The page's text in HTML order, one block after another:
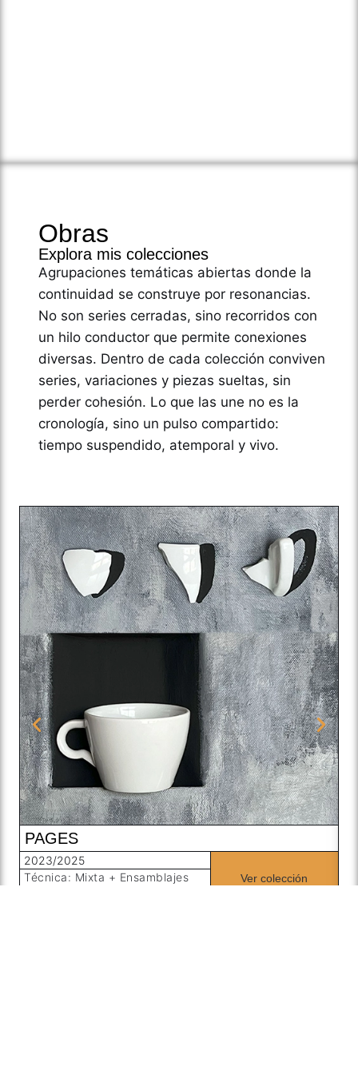
Obras
Explora mis colecciones
Agrupaciones temáticas abiertas donde la
continuidad se construye por resonancias.
No son series cerradas, sino recorridos con
un hilo conductor que permite conexiones
diversas. Dentro de cada colección conviven
series, variaciones y piezas sueltas, sin
perder cohesión. Lo que las une no es la
cronología, sino un pulso compartido:
tiempo suspendido, atemporal y vivo.
PAGES
2023/2025
Técnica: Mixta + Ensamblajes
Ver colección